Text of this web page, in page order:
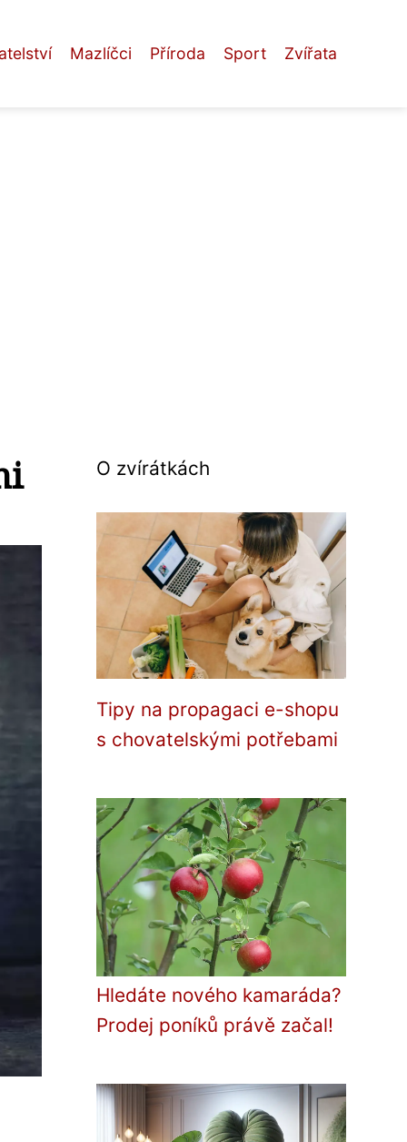
Mazlíčci Příroda Sport Zvířata
O zvírátkách
Tipy na propagaci e-shopu
s chovatelskými potřebami
Hledáte nového kamaráda?
Prodej poníků právě začal!